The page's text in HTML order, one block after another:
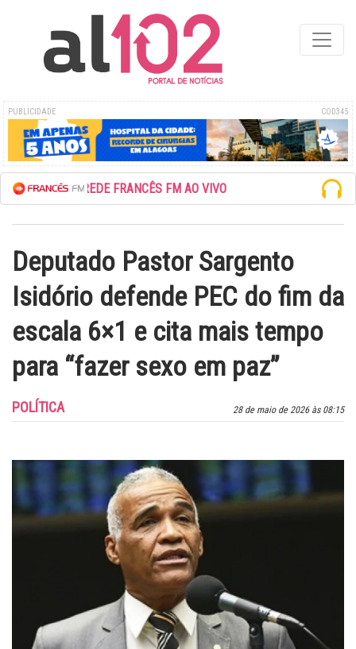
PUBLICIDADE COD345
ESCUTE A REDE FRANCÊS FM AO VIVO
Deputado Pastor Sargento
Isidório defende PEC do fim da
escala 6×1 e cita mais tempo
para “fazer sexo em paz”
28 de maio de 2026 às 08:15
POLÍTICA